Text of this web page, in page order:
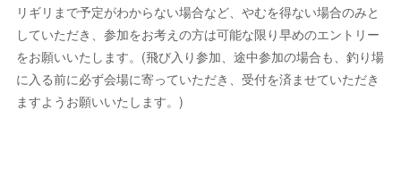
リギリまで予定がわからない場合など、やむを得ない場合のみと
していただき、参加をお考えの方は可能な限り早めのエントリー
をお願いいたします。(飛び入り参加、途中参加の場合も、釣り場
に入る前に必ず会場に寄っていただき、受付を済ませていただき
ますようお願いいたします。)